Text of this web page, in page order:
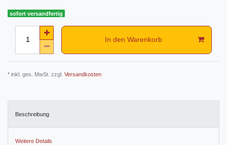
sofort versandfertig
In den Warenkorb
* inkl. ges. MwSt. zzgl. Versandkosten
Beschreibung
Weitere Details